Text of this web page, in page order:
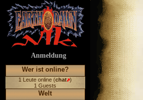
Anmeldung
Wer ist online?
1 Leute online (chat )
1 Guests
Welt